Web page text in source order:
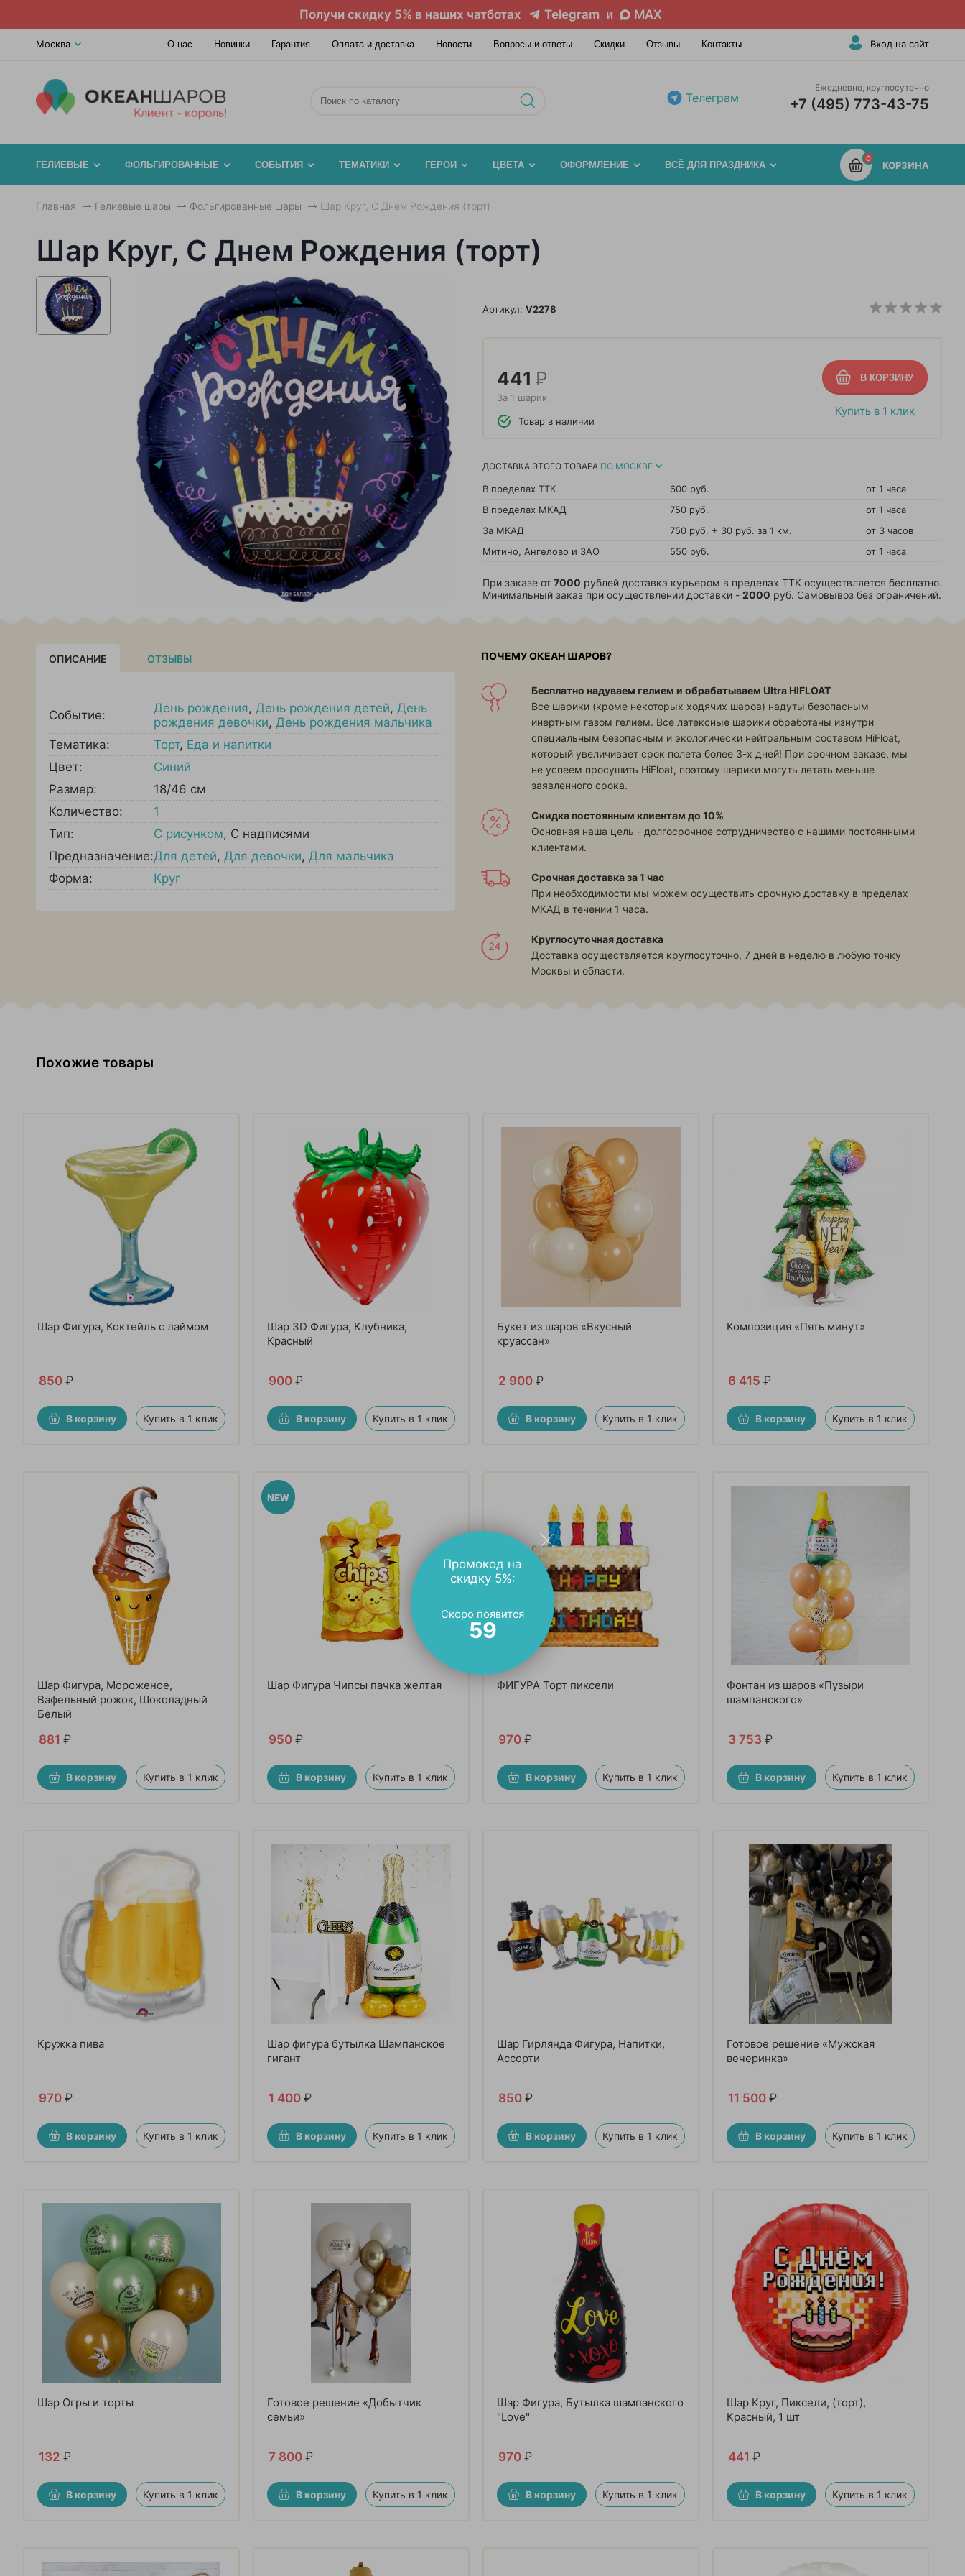
Получи скидку 5% в наших чатботах Telegram и MAX
Москва О нас Новинки Гарантия Оплата и доставка Новости Вопросы и ответы Скидки Отзывы Контакты Вход на сайт
Телеграм
Ежедневно, круглосуточно
+7 (495) 773-43-75
0
КОРЗИНА
ГЕЛИЕВЫЕ ФОЛЬГИРОВАННЫЕ СОБЫТИЯ ТЕМАТИКИ ГЕРОИ ЦВЕТА ОФОРМЛЕНИЕ ВСЁ ДЛЯ ПРАЗДНИКА
Главная Гелиевые шары Фольгированные шары Шар Круг, С Днем Рождения (торт)
Шар Круг, С Днем Рождения (торт)
Артикул: V2278
Купить в 1 клик
441 Р
За 1 шарик
Товар в наличии
ДОСТАВКА ЭТОГО ТОВАРА ПО МОСКВЕ
В пределах ТТК 600 руб.
от 1 часа
В пределах МКАД
750 руб.
от 1 часа
За МКАД
750 руб. + 30 руб. за 1 км.
от 3 часов
Митино, Ангелово и ЗАО
550 руб. от 1 часа
При заказе от 7000 рублей доставка курьером в пределах ТТК осуществляется бесплатно.
Минимальный заказ при осуществлении доставки - 2000 руб. Самовывоз без ограничений.
ОПИСАНИЕ ОТЗЫВЫ
Событие: День рождения, День рождения детей, День
рождения девочки, День рождения мальчика
Тематика:
Торт, Еда и напитки
Цвет:
Синий
Размер:
18/46 см
Количество:
1
Тип:
С рисунком, С надписями
Предназначение:Для детей, Для девочки, Для мальчика
Форма:
Круг
ПОЧЕМУ ОКЕАН ШАРОВ?
Бесплатно надуваем гелием и обрабатываем Ultra HIFLOAT
Все шарики (кроме некоторых ходячих шаров) надуты безопасным
инертным газом гелием. Все латексные шарики обработаны изнутри
специальным безопасным и экологически нейтральным составом HiFloat,
который увеличивает срок полета более 3-х дней! При срочном заказе, мы
не успеем просушить HiFloat, поэтому шарики могуть летать меньше
заявленного срока.
Скидка постоянным клиентам до 10%
Основная наша цель - долгосрочное сотрудничество с нашими постоянными
клиентами.
Срочная доставка за 1 час
При необходимости мы можем осуществить срочную доставку в пределах
МКАД в течении 1 часа.
Круглосуточная доставка
Доставка осуществляется круглосуточно, 7 дней в неделю в любую точку
Москвы и области.
Похожие товары
Шар Фигура, Коктейль с лаймом
850 ₽
В корзину Купить в 1 клик
Шар 3D Фигура, Клубника,
Красный
900 ₽
В корзину Купить в 1 клик
Букет из шаров «Вкусный
круассан»
2 900 ₽
В корзину Купить в 1 клик
Композиция «Пять минут»
6 415 ₽
В корзину Купить в 1 клик
Шар Фигура, Мороженое,
Вафельный рожок, Шоколадный
Белый
881 ₽
В корзину Купить в 1 клик
Шар Фигура Чипсы пачка желтая
950 ₽
В корзину Купить в 1 клик
ФИГУРА Торт пиксели
970 ₽
В корзину Купить в 1 клик
Фонтан из шаров «Пузыри
шампанского»
3 753 ₽
В корзину Купить в 1 клик
Кружка пива
970 ₽
В корзину Купить в 1 клик
Шар фигура бутылка Шампанское
гигант
1 400 ₽
В корзину Купить в 1 клик
Шар Гирлянда Фигура, Напитки,
Ассорти
850 ₽
В корзину Купить в 1 клик
Готовое решение «Мужская
вечеринка»
11 500 ₽
В корзину Купить в 1 клик
Шар Огры и торты
132 ₽
В корзину Купить в 1 клик
Готовое решение «Добытчик
семьи»
7 800 ₽
В корзину Купить в 1 клик
Шар Фигура, Бутылка шампанского
"Love"
970 ₽
В корзину Купить в 1 клик
Шар Круг, Пиксели, (торт),
Красный, 1 шт
441 ₽
В корзину Купить в 1 клик
Промокод на
скидку 5%:
Скоро появится
58